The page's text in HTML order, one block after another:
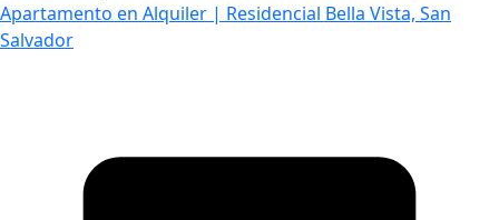
Apartamento en Alquiler | Residencial Bella Vista, San
Salvador